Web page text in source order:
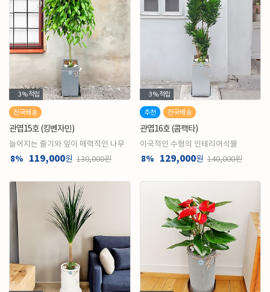
3%적립
전국배송
관엽15호 (킹벤자민)
늘어지는 줄기와 잎이 매력적인 나무
8% 119,000원 130,000원
3%적립
추천 전국배송
관엽16호 (콤팩타)
이국적인 수형의 인테리어식물
8% 129,000원 140,000원